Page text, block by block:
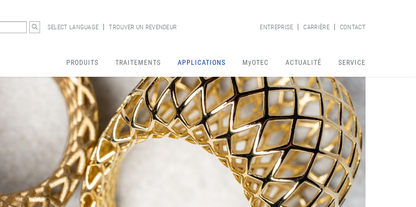
SELECT LANGUAGE TROUVER UN REVENDEUR ENTREPRISE CARRIÈRE CONTACT
PRODUITS TRAITEMENTS APPLICATIONS MyOTEC ACTUALITÉ SERVICE